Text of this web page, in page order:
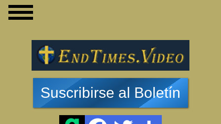
Suscribirse al Boletín